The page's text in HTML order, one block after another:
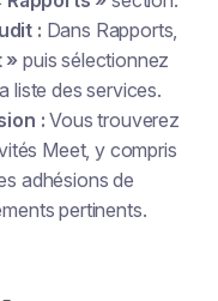
: Dans Rapports,
»puis sélectionnez
liste des services.
: Vous trouverez
Meet, y compris
adhésions de
pertinents.